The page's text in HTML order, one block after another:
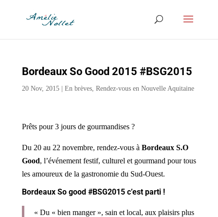
Bordeaux So Good 2015 #BSG2015
20 Nov, 2015| En brèves, Rendez-vous en Nouvelle Aquitaine
Prêts pour 3 jours de gourmandises ?
Du 20 au 22 novembre, rendez-vous à Bordeaux S.O
Good, l’événement festif, culturel et gourmand pour tous
les amoureux de la gastronomie du Sud-Ouest.
Bordeaux So good #BSG2015 c’est parti !
« Du « bien manger », sain et local, aux plaisirs plus